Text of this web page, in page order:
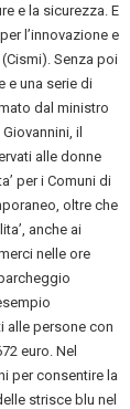
e la sicurezza. E
l’innovazione e
(Cismi). Senza poi
e una serie di
dal ministro
il
alle donne
per i Comuni di
oltre che
anche ai
nelle ore
alle persone con
euro. Nel
per consentire la
strisce blu nel